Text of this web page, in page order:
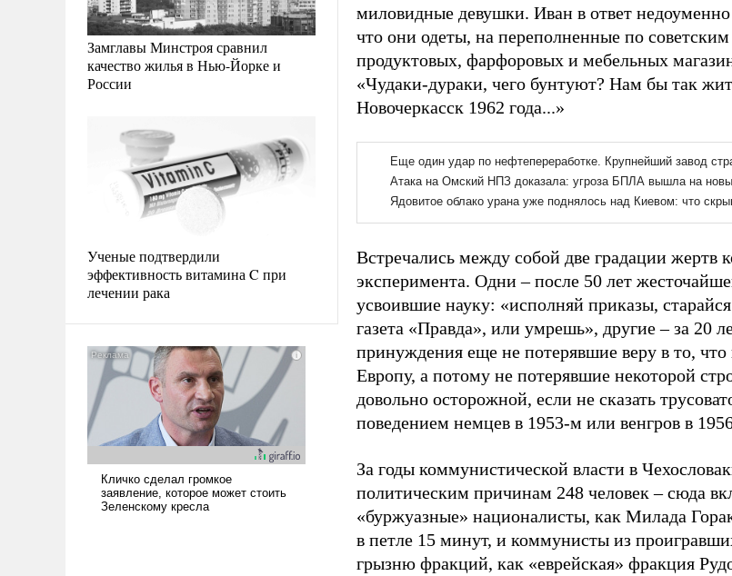
Замглавы Минстроя сравнил
качество жилья в Нью-Йорке и
России
Ученые подтвердили
эффективность витамина C при
лечении рака
миловидные девушки. Иван в ответ
что они одеты, на переполненные по
продуктовых, фарфоровых и мебельных
«Чудаки-дураки, чего бунтуют? Нам бы так
Новочеркасск 1962 года...»
Встречались между собой две градации жертв
эксперимента. Одни – после 50 лет
усвоившие науку: «исполняй приказы,
газета «Правда», или умрешь», другие – за 20
принуждения еще не потерявшие веру в то, что
Европу, а потому не потерявшие некоторой
довольно осторожной, если не сказать
поведением немцев в 1953-м или венгров в
За годы коммунистической власти в
политическим причинам 248 человек – сюда
«буржуазные» националисты, как Милада
в петле 15 минут, и коммунисты из
грызню фракций, как «еврейская» фракция